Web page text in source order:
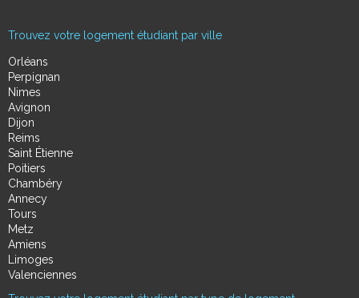
Trouvez votre logement étudiant par ville
Orléans
Perpignan
Nimes
Avignon
Dijon
Reims
Saint Étienne
Poitiers
Chambéry
Annecy
Tours
Metz
Amiens
Limoges
Valenciennes